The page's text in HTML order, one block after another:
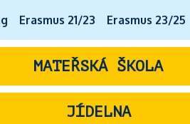
Erasmus 21/23 Erasmus 23/25
MATEŘSKÁ ŠKOLA
JÍDELNA